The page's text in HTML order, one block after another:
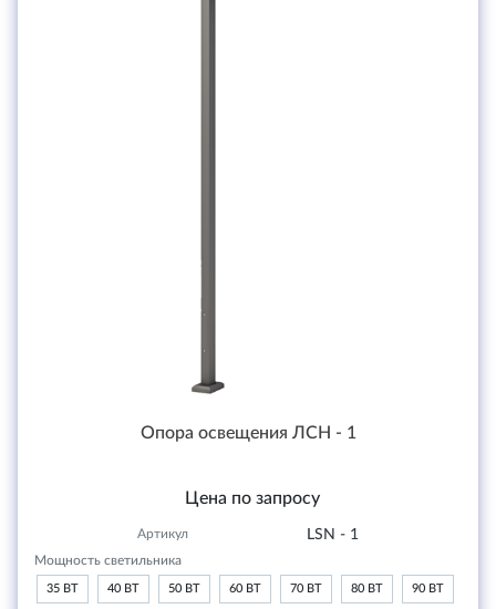
Опора освещения ЛСН - 1
Цена по запросу
Артикул LSN - 1
Мощность светильника
35 ВТ 40 ВТ 50 ВТ 60 ВТ 70 ВТ 80 ВТ 90 ВТ